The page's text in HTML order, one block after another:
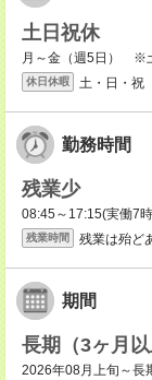
土日祝休
月～金（週5日） ※
休日休暇 土・日・祝
勤務時間
残業少
08:45～17:15(実働7
残業時間 残業は殆ど
期間
長期（3ヶ月以
2026年08月上旬～